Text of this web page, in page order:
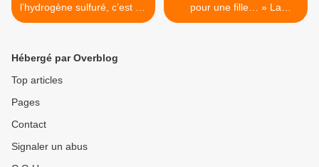
l’hydrogène sulfuré, c’est un
mets imaginé pour se
pour une fille… » La
margarine nous baratine…
Hébergé par Overblog
Top articles
Pages
Contact
Signaler un abus